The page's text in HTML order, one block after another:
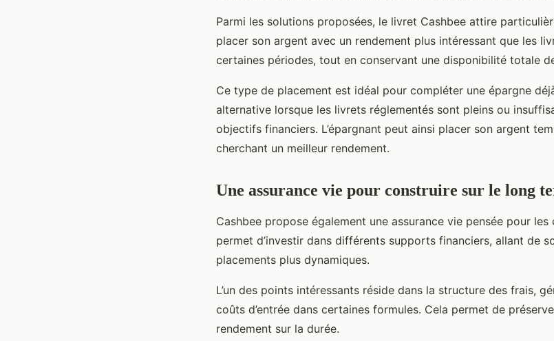
Parmi les solutions proposées, le livret Cashbee attire
placer son argent avec un rendement plus intéressant que les
certaines périodes, tout en conservant une disponibilité totale
Ce type de placement est idéal pour compléter une épargne
alternative lorsque les livrets réglementés sont pleins ou
objectifs financiers. L’épargnant peut ainsi placer son argent
cherchant un meilleur rendement.
Une assurance vie pour construire sur le long
Cashbee propose également une assurance vie pensée pour
permet d’investir dans différents supports financiers, allant de
placements plus dynamiques.
L’un des points intéressants réside dans la structure des frais,
coûts d’entrée dans certaines formules. Cela permet de
rendement sur la durée.